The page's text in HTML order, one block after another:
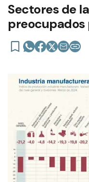
Sectores de
preocupados